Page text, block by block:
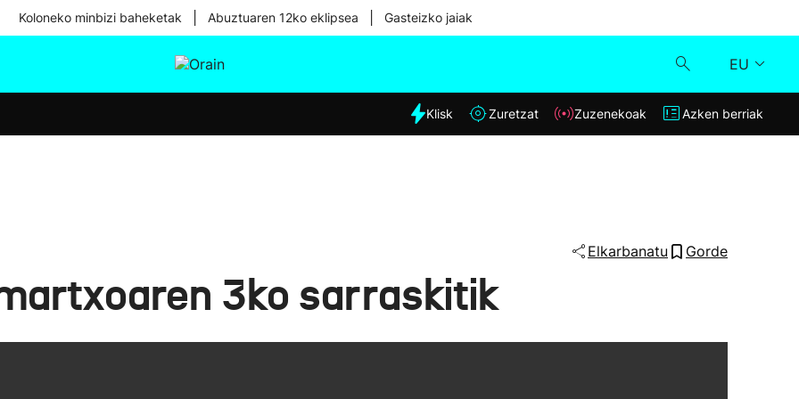
Koloneko minbizi baheketak Abuztuaren 12ko eklipsea Gasteizko jaiak
EU
Eguraldia
Klisk
Klisk Zuretzat Zuzenekoak Azken berriak
Elkarbanatu Gorde
3ko sarraskitik